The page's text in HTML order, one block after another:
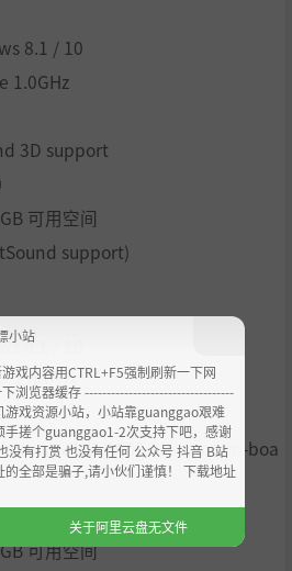
8.1 / 10
1.0GHz
3D support
可用空间
support)
8.1 / 10
2.0GHz+
or AMD RADEON（Not on-boa
可用空间
小站
戏内容用CTRL+F5强制刷新一下网
浏览器缓存 ----------------------------------
游戏资源小站，小站靠guanggao艰难
手搓个guanggao1-2次支持下吧，感谢
没有打赏 也没有任何 公众号 抖音 B站
全部是骗子,请小伙们谨慎！ 下载地址
关于阿里云盘无文件